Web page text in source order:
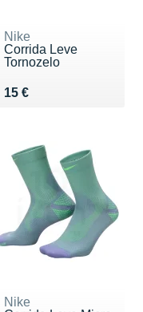
Nike
Corrida Leve
Tornozelo
15 €
Vendu 15 €
Nike